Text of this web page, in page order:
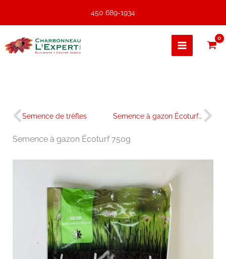
contenu
450 689-1934
Précédent
Semence de trèfles Semence à gazon Écoturf 1.5kg
Semence à gazon Écoturf 750g